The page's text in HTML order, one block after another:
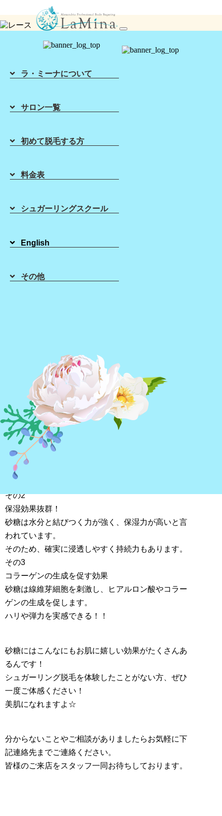
toggle
ラ・ミーナについて
サロン一覧
初めて脱毛する方
料金表
シュガーリングスクール
English
その他
シュガーリング脱毛ならLa Mina（ラミーナ）へ！渋谷・六本木・新宿・宇都宮・札幌
ホーム 初めて脱毛する方
シュガーリングスクール
2021年04月15日
シュガーリングのペーストやシュガースクラブに含
まれる砂糖の魅力を改めてご紹介！
その1
砂糖の魅力は食べられるほど安心な素材。
角質除去効果がある！塩よりも粒子が丸く、体温で
溶けるため肌に優しく角質除去できます。
その2
保湿効果抜群！
砂糖は水分と結びつく力が強く、保湿力が高いと言
われています。
そのため、確実に浸透しやすく持続力もあります。
その3
コラーゲンの生成を促す効果
砂糖は線維芽細胞を刺激し、ヒアルロン酸やコラー
ゲンの生成を促します。
ハリや弾力を実感できる！！
砂糖にはこんなにもお肌に嬉しい効果がたくさんあ
るんです！
シュガーリング脱毛を体験したことがない方、ぜひ
一度ご体感ください！
美肌になれますよ☆
分からないことやご相談がありましたらお気軽に下
記連絡先までご連絡ください。
皆様のご来店をスタッフ一同お待ちしております。